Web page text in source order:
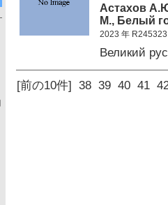
Астахов
М., Белый
2023 年 R245323
Великий
[前の10件] 38 39 40 41